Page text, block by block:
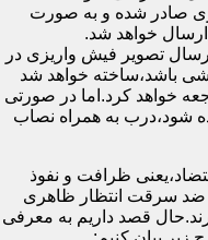
صادر شده و به صورت
ارسال خواهد شد.
تصویر فیش واریزی در
باشد،ساخته خواهد شد
کرد.اما در صورتی
شود،درب به همراه نصاب
ظرافت و نفوذ
ضد سرقت انتظار ظاهری
قصد داریم به معرفی